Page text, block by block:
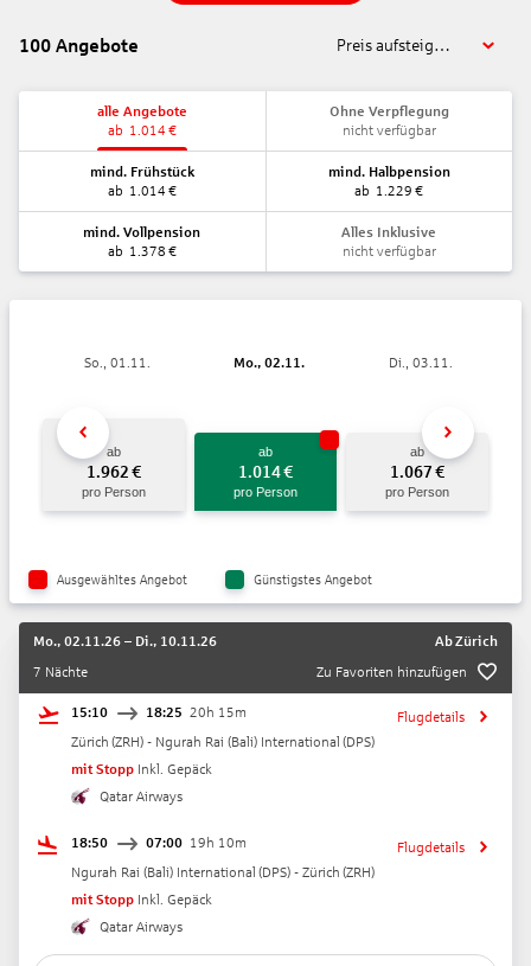
100 Angebote Preis aufsteigend
alle Angebote
ab 1.014 €
Ohne Verpflegung
nicht verfügbar
mind. Frühstück
ab 1.014 €
mind. Halbpension
ab 1.229 €
mind. Vollpension
ab 1.378 €
Alles Inklusive
nicht verfügbar
So., 01.11.
ab
1.962 €
pro Person
Mo., 02.11.
ab
1.014€
pro Person
Di., 03.11.
ab
1.067 €
pro Person
Ausgewähltes Angebot Günstigstes Angebot
Mo., 02.11.26 – Di., 10.11.26 AbZürich
7 Nächte
Zu Favoriten hinzufügen
15:10 18:25 20h 15m
Zürich (ZRH) - Ngurah Rai (Bali) International (DPS)
mit Stopp Inkl. Gepäck
Qatar Airways
Flugdetails
18:50 07:00 19h 10m
Ngurah Rai (Bali) International (DPS) - Zürich (ZRH)
mit Stopp Inkl. Gepäck
Qatar Airways
Flugdetails